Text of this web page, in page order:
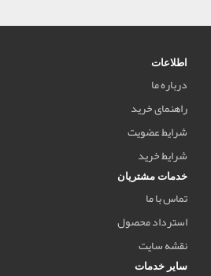
اطلاعات
درباره ما
راهنمای خرید
شرایط عضویت
شرایط خرید
خدمات مشتریان
تماس با ما
استرداد محصول
نقشه سایت
سایر خدمات